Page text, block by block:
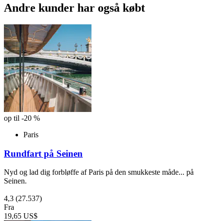
Andre kunder har også købt
op til -20 %
Paris
Rundfart på Seinen
Nyd og lad dig forbløffe af Paris på den smukkeste måde... på
Seinen.
4,3 (27.537)
Fra
19,65 US$